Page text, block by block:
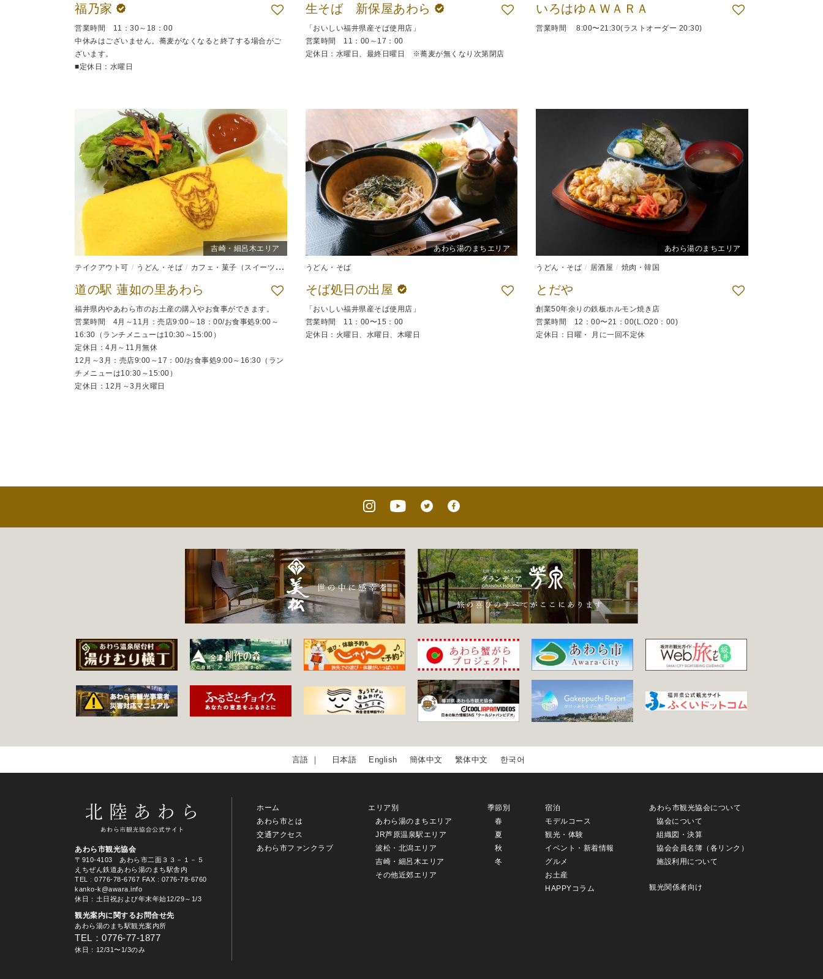
福乃家
営業時間 11：30～18：00
中休みはございません。蕎麦がなくなると終了する場合がご
ざいます。
■定休日：水曜日
生そば 新保屋あわら
「おいしい福井県産そば使用店」
営業時間 11：00～17：00
定休日：水曜日、最終日曜日 ※蕎麦が無くなり次第閉店
いろはゆＡＷＡＲＡ
営業時間 8:00〜21:30(ラストオーダー 20:30)
吉崎・細呂木エリア
テイクアウト可 うどん・そば カフェ・菓子（スイーツ） 弁当
道の駅 蓮如の里あわら
福井県内やあわら市のお土産の購入やお食事ができます。
営業時間 4月～11月：売店9:00～18：00/お食事処9:00～
16:30（ランチメニューは10:30～15:00）
定休日：4月～11月無休
12月～3月：売店9:00～17：00/お食事処9:00～16:30（ラン
チメニューは10:30～15:00）
定休日：12月～3月火曜日
あわら湯のまちエリア
うどん・そば
そば処日の出屋
「おいしい福井県産そば使用店」
営業時間 11：00〜15：00
定休日：火曜日、水曜日、木曜日
あわら湯のまちエリア
うどん・そば 居酒屋 焼肉・韓国
とだや
創業50年余りの鉄板ホルモン焼き店
営業時間 12：00〜21：00(L.O20：00)
定休日：日曜・ 月に一回不定休
日本語 English 簡体中文 繁体中文 한국어
あわら市観光協会
〒910-4103 あわら市二面３３－１－５
えちぜん鉄道あわら湯のまち駅舎内
TEL
: 0776-78-6767 FAX : 0776-78-6760
kanko-k@awara.info
休日：土日祝および年末年始12/29～1/3
観光案内に関するお問合せ先
あわら湯のまち駅観光案内所
TEL：0776-77-1877
休日：12/31〜1/3のみ
ホーム
あわら市とは
交通アクセス
あわら市ファンクラブ
エリア別
あわら湯のまちエリア
JR芦原温泉駅エリア
波松・北潟エリア
吉崎・細呂木エリア
その他近郊エリア
季節別
春
夏
秋
冬
宿泊
モデルコース
観光・体験
イベント・新着情報
グルメ
お土産
HAPPYコラム
あわら市観光協会について
協会について
組織図・決算
協会会員名簿（各リンク）
施設利用について
観光関係者向け